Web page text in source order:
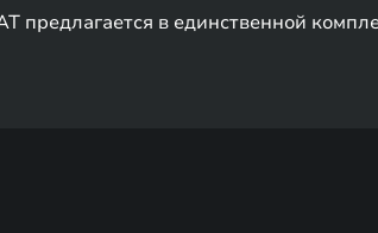
предлагается в единственной